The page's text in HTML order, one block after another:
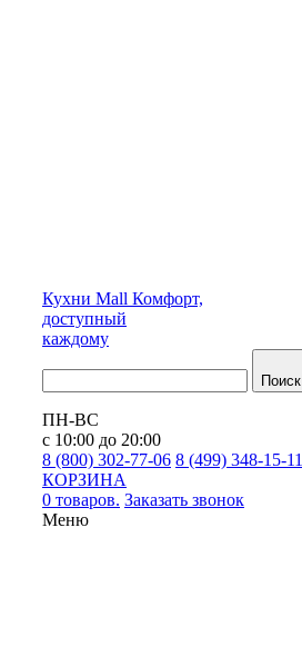
Кухни Mall Комфорт,
доступный
каждому
Поиск
ПН-ВС
с 10:00 до 20:00
8 (800) 302-77-06 8 (499) 348-15-11
КОРЗИНА
0 товаров. Заказать звонок
Меню